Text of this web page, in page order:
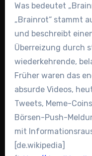
Was bedeutet
„Brainrot“ stammt
und beschreibt
Überreizung durch
wiederkehrende,
Früher waren das
absurde Videos,
Tweets, Meme-
Börsen-Push-
mit
[de.wikipedia]